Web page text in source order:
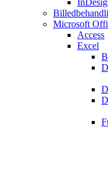
Microsoft
Access
Excel